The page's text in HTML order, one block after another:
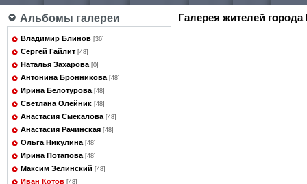
Альбомы галереи
Владимир Блинов [36]
Сергей Гайлит [48]
Наталья Захарова [0]
Антонина Бронникова [48]
Ирина Белотурова [48]
Светлана Олейник [48]
Анастасия Смекалова [48]
Анастасия Рачинская [48]
Ольга Никулина [48]
Ирина Потапова [48]
Максим Зелинский [48]
Иван Котов [48]
Галерея жителей города